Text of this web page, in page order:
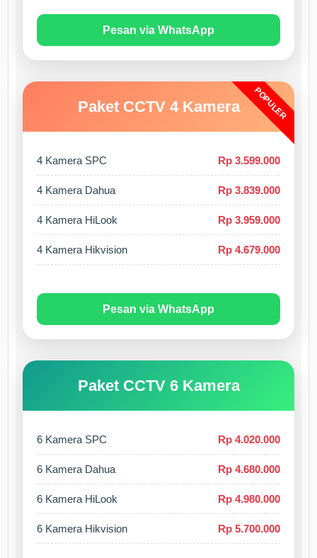
Pesan via WhatsApp
POPULER
Paket CCTV 4 Kamera
4 Kamera SPC Rp 3.599.000
4 Kamera Dahua Rp 3.839.000
4 Kamera HiLook Rp 3.959.000
4 Kamera Hikvision Rp 4.679.000
Pesan via WhatsApp
Paket CCTV 6 Kamera
6 Kamera SPC Rp 4.020.000
6 Kamera Dahua Rp 4.680.000
6 Kamera HiLook Rp 4.980.000
6 Kamera Hikvision Rp 5.700.000